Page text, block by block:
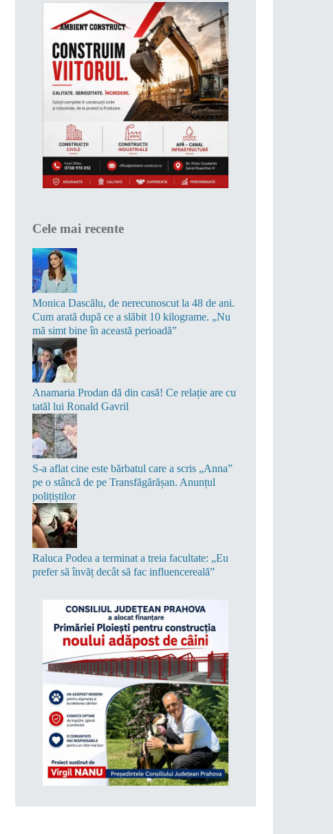
Cele mai recente
Monica Dascălu, de nerecunoscut la 48 de ani.
Cum arată după ce a slăbit 10 kilograme. „Nu
mă simt bine în această perioadă”
Anamaria Prodan dă din casă! Ce relație are cu
tatăl lui Ronald Gavril
S-a aflat cine este bărbatul care a scris „Anna”
pe o stâncă de pe Transfăgărășan. Anunțul
polițiștilor
Raluca Podea a terminat a treia facultate: „Eu
prefer să învăț decât să fac influencereală”